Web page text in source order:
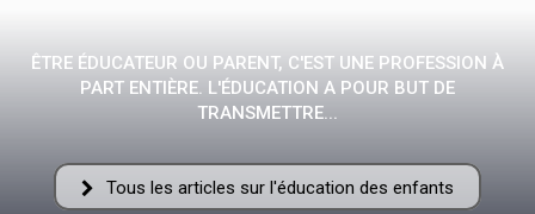
–
AFF
ÊTRE ÉDUCATEUR OU PARENT, C'EST UNE PROFESSION À
PART ENTIÈRE. L'ÉDUCATION A POUR BUT DE
TRANSMETTRE...
Tous les articles sur l'éducation des enfants